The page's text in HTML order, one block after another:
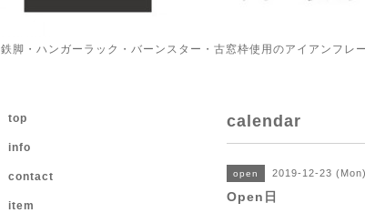
鉄脚・ハンガーラック・バーンスター・古窓枠使用のアイアン
calendar
open 2019-12-23
Open日
top
info
contact
item